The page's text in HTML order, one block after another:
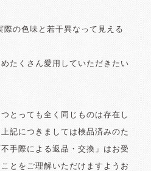
の色味と若干異なって見える
たくさん愛用していただきたい
とっても全く同じものは存在し
記につきましては検品済みのた
手際による返品・交換」はお受
とをご理解いただけますようお